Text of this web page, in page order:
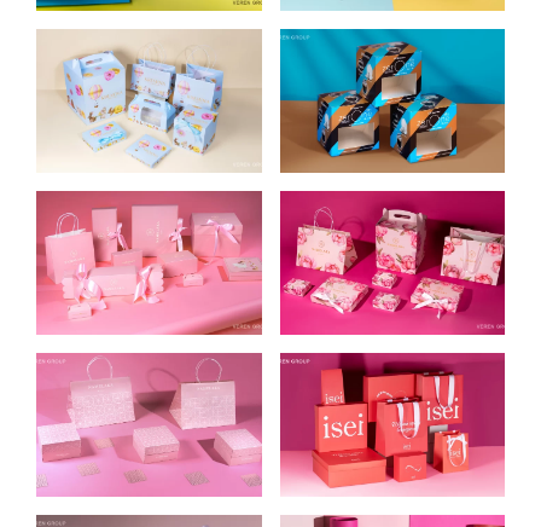
УПАКОВКА ДЛЯ
КОНДИТЕРСКИХ
ИЗДЕЛИЙ
KREMOVA
КОРОБКИ ДЛЯ
УПАКОВКИ
КОНФЕТ ZERONE
УПАКОВКА ДЛЯ
КОНДИТЕРСКОГО
МАГАЗИНА
NAMELAKA KYIV
(GOLD)
УПАКОВКА ДЛЯ
КОНДИТЕРСКОГО
МАГАЗИНА
NAMELAKA KYIV
(PEONY)
УПАКОВКА ДЛЯ
КОНДИТЕРСКОГО
МАГАЗИНА
NAMELAKA KYIV
(PATTERN)
УПАКОВКА ДЛЯ
МАГАЗИНА
КОСМЕТИКИ ISEI